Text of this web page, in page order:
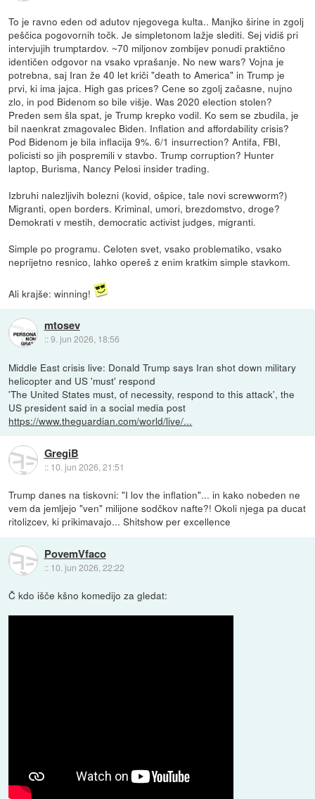
To je ravno eden od adutov njegovega kulta.. Manjko širine in zgolj
peščica pogovornih točk. Je simpletonom lažje slediti. Sej vidiš pri
intervjujih trumptardov. ~70 miljonov zombijev ponudi praktično
identičen odgovor na vsako vprašanje. No new wars? Vojna je
potrebna, saj Iran že 40 let kriči "death to America" in Trump je
prvi, ki ima jajca. High gas prices? Cene so zgolj začasne, nujno
zlo, in pod Bidenom so bile višje. Was 2020 election stolen?
Preden sem šla spat, je Trump krepko vodil. Ko sem se zbudila, je
bil naenkrat zmagovalec Biden. Inflation and affordability crisis?
Pod Bidenom je bila inflacija 9%. 6/1 insurrection? Antifa, FBI,
policisti so jih pospremili v stavbo. Trump corruption? Hunter
laptop, Burisma, Nancy Pelosi insider trading.
Izbruhi nalezljivih bolezni (kovid, ošpice, tale novi screwworm?)
Migranti, open borders. Kriminal, umori, brezdomstvo, droge?
Demokrati v mestih, democratic activist judges, migranti.
Simple po programu. Celoten svet, vsako problematiko, vsako
neprijetno resnico, lahko opereš z enim kratkim simple stavkom.
Ali krajše: winning!
mtosev
::9. jun 2026, 18:56
Middle East crisis live: Donald Trump says Iran shot down military
helicopter and US 'must' respond
'The United States must, of necessity, respond to this attack', the
US president said in a social media post
https://www.theguardian.com/world/live/...
GregiB
:: 10. jun 2026, 21:51
Trump danes na tiskovni: "I lov the inflation"... in kako nobeden ne
vem da jemljejo "ven" milijone sodčkov nafte?! Okoli njega pa ducat
ritolizcev, ki prikimavajo... Shitshow per excellence
PovemVfaco
:: 10. jun 2026, 22:22
Č kdo išče kšno komedijo za gledat: